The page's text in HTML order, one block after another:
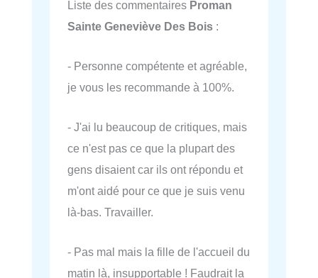
Liste des commentaires Proman
Sainte Geneviève Des Bois :
- Personne compétente et agréable,
je vous les recommande à 100%.
- J'ai lu beaucoup de critiques, mais
ce n'est pas ce que la plupart des
gens disaient car ils ont répondu et
m'ont aidé pour ce que je suis venu
là-bas. Travailler.
- Pas mal mais la fille de l'accueil du
matin là, insupportable ! Faudrait la